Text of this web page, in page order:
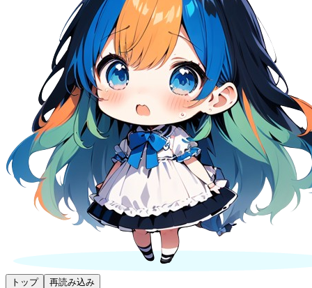
トップ 再読み込み